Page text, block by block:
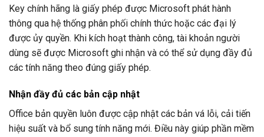
Key chính hãng là giấy phép được Microsoft phát hành
thông qua hệ thống phân phối chính thức hoặc các đại lý
được ủy quyền. Khi kích hoạt thành công, tài khoản người
dùng sẽ được Microsoft ghi nhận và có thể sử dụng đầy đủ
các tính năng theo đúng giấy phép.
Nhận đầy đủ các bản cập nhật
Office bản quyền luôn được cập nhật các bản vá lỗi, cải tiến
hiệu suất và bổ sung tính năng mới. Điều này giúp phần mềm